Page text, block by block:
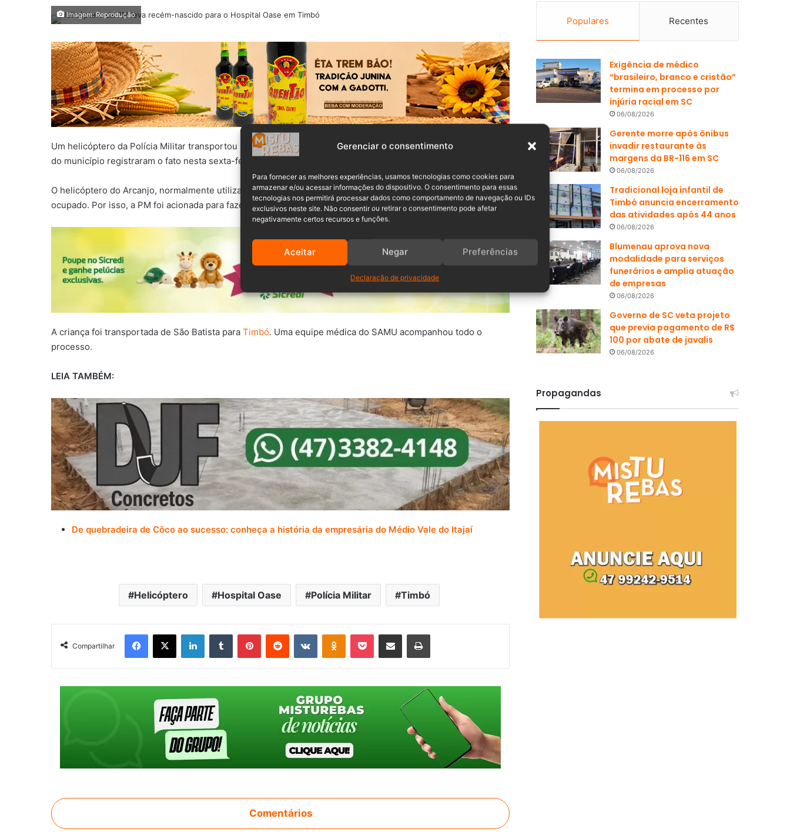
Gerenciar o consentimento
Para fornecer as melhores experiências, usamos tecnologias como cookies para
armazenar e/ou acessar informações do dispositivo. O consentimento para essas
tecnologias nos permitirá processar dados como comportamento de navegação ou IDs
exclusivos neste site. Não consentir ou retirar o consentimento pode afetar
negativamente certos recursos e funções.
Aceitar Negar Preferências
Declaração de privacidade
Imagem: Reprodução
Um helicóptero da Polícia Militar transportou um recém-nascido para o Hospital Oase em Timbó. Moradores
do município registraram o fato nesta sexta-feira, 10.
O helicóptero do Arcanjo, normalmente utilizado pelos Bombeiros para esse tipo de transporte, estava
ocupado. Por isso, a PM foi acionada para fazer o trabalho.
A criança foi transportada de São Batista para Timbó. Uma equipe médica do SAMU acompanhou todo o
processo.
LEIA TAMBÉM:
De quebradeira de Côco ao sucesso: conheça a história da empresária do Médio Vale do Itajaí
Helicóptero Hospital Oase Polícia Militar Timbó
Compartilhar
Comentários
Populares Recentes
Exigência de médico
“brasileiro, branco e cristão”
termina em processo por
injúria racial em SC
06/08/2026
Gerente morre após ônibus
invadir restaurante às
margens da BR-116 em SC
06/08/2026
Tradicional loja infantil de
Timbó anuncia encerramento
das atividades após 44 anos
06/08/2026
Blumenau aprova nova
modalidade para serviços
funerários e amplia atuação
de empresas
06/08/2026
Governo de SC veta projeto
que previa pagamento de R$
100 por abate de javalis
06/08/2026
Propagandas